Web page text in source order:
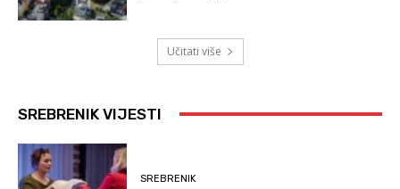
Učitati više
SREBRENIK VIJESTI
SREBRENIK